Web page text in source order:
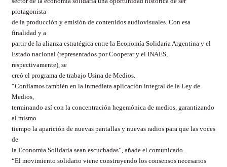
protagonista
de la producción y emisión de contenidos audiovisuales. Con esa
finalidad y a
partir de la alianza estratégica entre la Economía Solidaria Argentina y el
Estado nacional (representados por Cooperar y el INAES,
respectivamente), se
creó el programa de trabajo Usina de Medios.
“Confiamos también en la inmediata aplicación integral de la Ley de
Medios,
terminando así con la concentración hegemónica de medios, garantizando
al mismo
tiempo la aparición de nuevas pantallas y nuevas radios para que las voces
de
la Economía Solidaria sean escuchadas”, añade el comunicado.
“El movimiento solidario viene construyendo los consensos necesarios